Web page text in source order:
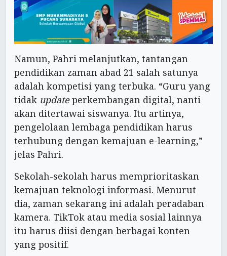
Namun, Pahri melanjutkan, tantangan
pendidikan zaman abad 21 salah satunya
adalah kompetisi yang terbuka. “Guru yang
tidak updateperkembangan digital, nanti
akan ditertawai siswanya. Itu artinya,
pengelolaan lembaga pendidikan harus
terhubung dengan kemajuan e-learning,”
jelas Pahri.
Sekolah-sekolah harus memprioritaskan
kemajuan teknologi informasi. Menurut
dia, zaman sekarang ini adalah peradaban
kamera. TikTok atau media sosial lainnya
itu harus diisi dengan berbagai konten
yang positif.